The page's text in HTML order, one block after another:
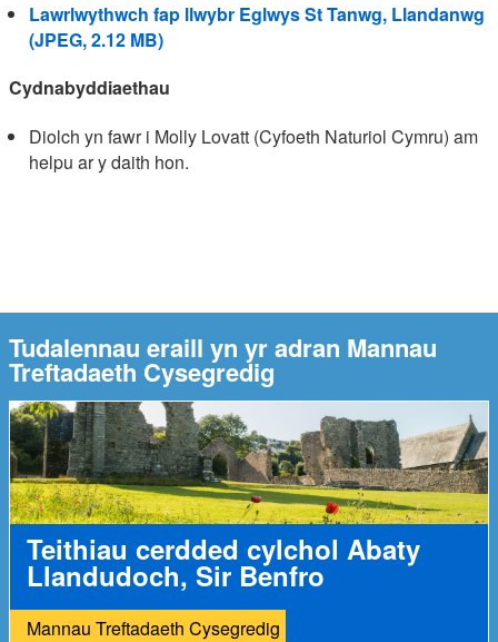
Lawrlwythwch fap llwybr Eglwys St Tanwg, Llandanwg
(JPEG, 2.12 MB)
Cydnabyddiaethau
Diolch yn fawr i Molly Lovatt (Cyfoeth Naturiol Cymru) am
helpu ar y daith hon.
Tudalennau eraill yn yr adran Mannau
Treftadaeth Cysegredig
Teithiau cerdded cylchol Abaty
Llandudoch, Sir Benfro
Mannau Treftadaeth Cysegredig